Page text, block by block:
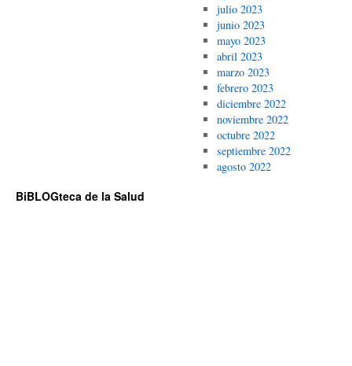
julio 2023
junio 2023
mayo 2023
abril 2023
marzo 2023
febrero 2023
diciembre 2022
noviembre 2022
octubre 2022
septiembre 2022
agosto 2022
BiBLOGteca de la Salud